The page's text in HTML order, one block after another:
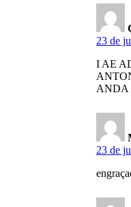
23 de
I AE
ANDA
23 de